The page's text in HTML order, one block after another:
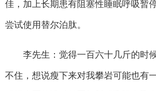
佳，加上长期患有阻塞性睡眠呼吸暂
尝试使用替尔泊肽。
李先生：觉得一百六十几斤的时
不住，想说瘦下来对我攀岩可能也有